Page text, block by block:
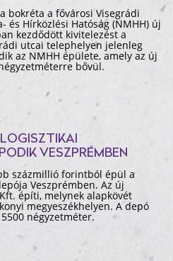
bokréta a fővárosi Visegrádi
és Hírközlési Hatóság (NMHH) új
kezdődött kivitelezést a
utcai telephelyen jelenleg
az NMHH épülete, amely az új
bővül.
VESZPRÉMBEN
százmillió forintból épül a
Veszprémben. Az új
építi, melynek alapkövét
megyeszékhelyen. A depó
négyzetméter.